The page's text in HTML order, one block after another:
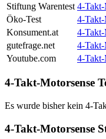
Stiftung Warentest 4-Takt-
Öko-Test
4-Takt-
Konsument.at
4-Takt-
gutefrage.net
4-Takt-
Youtube.com
4-Takt-
4-Takt-Motorsense
Es wurde bisher kein 4-
4-Takt-Motorsense